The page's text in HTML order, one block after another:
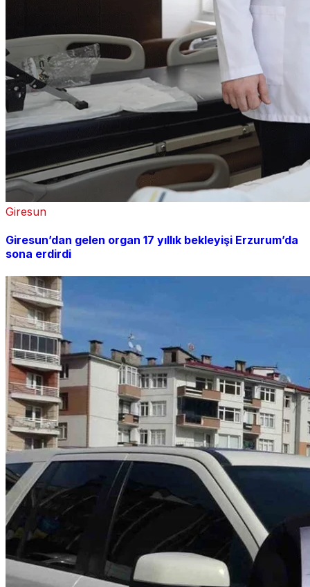
Giresun
Giresun’dan gelen organ 17 yıllık bekleyişi Erzurum’da
sona erdirdi